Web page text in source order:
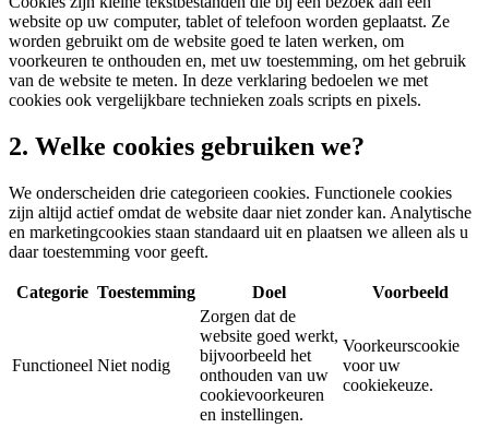
website op uw computer, tablet of telefoon worden geplaatst. Ze
worden gebruikt om de website goed te laten werken, om
voorkeuren te onthouden en, met uw toestemming, om het gebruik
van de website te meten. In deze verklaring bedoelen we met
cookies ook vergelijkbare technieken zoals scripts en pixels.
2. Welke cookies gebruiken we?
We onderscheiden drie categorieen cookies. Functionele cookies
zijn altijd actief omdat de website daar niet zonder kan. Analytische
en marketingcookies staan standaard uit en plaatsen we alleen als u
daar toestemming voor geeft.
Categorie Toestemming Doel Voorbeeld
Functioneel Niet nodig
Zorgen dat de
website goed werkt,
bijvoorbeeld het
onthouden van uw
cookievoorkeuren
en instellingen.
Voorkeurscookie
voor uw
cookiekeuze.